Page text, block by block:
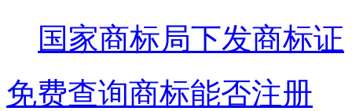
国家商标局下发商标证
免费查询商标能否注册